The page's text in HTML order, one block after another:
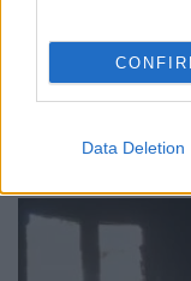
Data Deletion
ιστορία η
σήμα